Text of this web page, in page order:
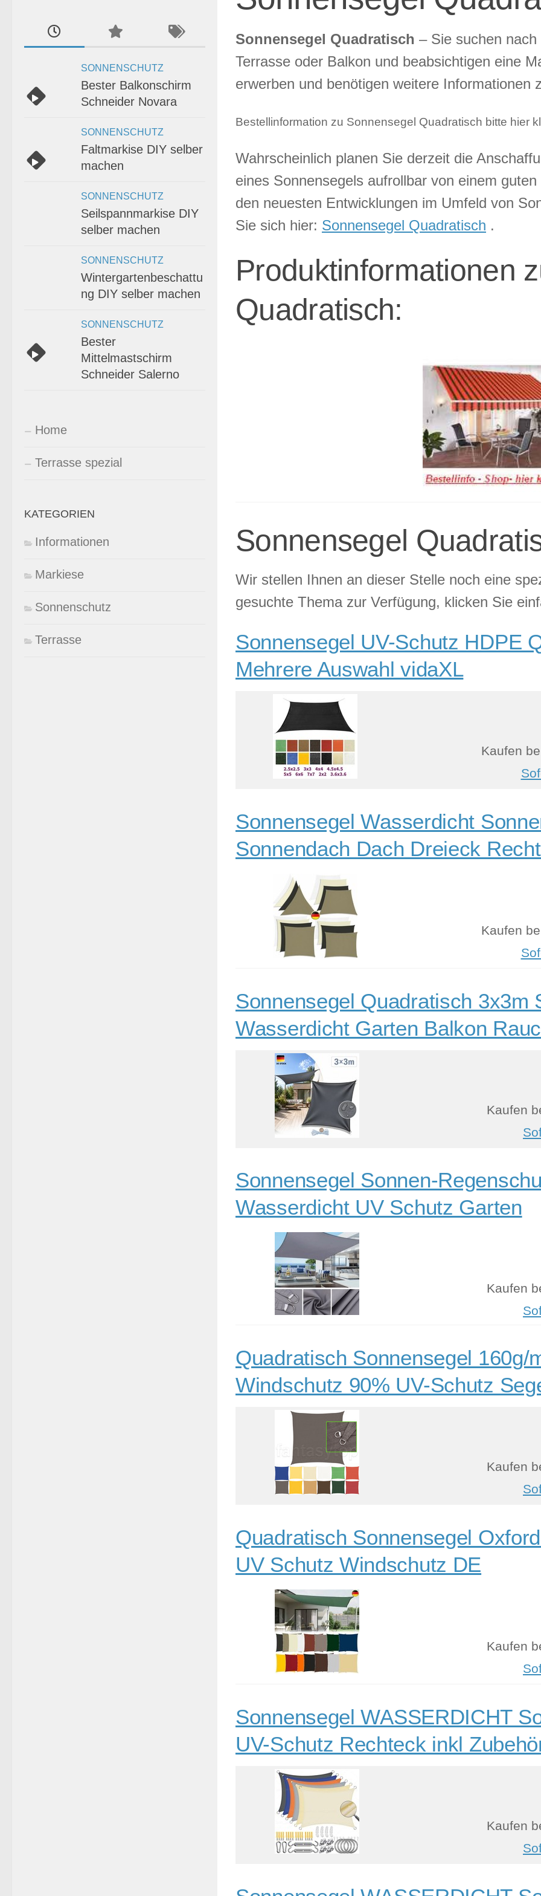
Sonnensegel Quadratisch – Sie suchen
Terrasse oder Balkon und beabsichtigen eine
erwerben und benötigen weitere Informationen
Bestellinformation zu Sonnensegel Quadratisch bitte hier
Wahrscheinlich planen Sie derzeit die
eines Sonnensegels aufrollbar von einem
den neuesten Entwicklungen im Umfeld von
Sie sich hier: Sonnensegel Quadratisch .
Produktinformationen
Quadratisch:
Sonnensegel
Wir stellen Ihnen an dieser Stelle noch eine
gesuchte Thema zur Verfügung, klicken Sie
Sonnensegel UV-Schutz HDPE
Mehrere Auswahl vidaXL
Kaufen
Sonnensegel Wasserdicht
Sonnendach Dach Dreieck
Kaufen
Sonnensegel Quadratisch 3x3m
Wasserdicht Garten Balkon
Kaufen
Sonnensegel Sonnen-
Wasserdicht UV Schutz Garten
Kaufen
Quadratisch Sonnensegel 160g/
Windschutz 90% UV-Schutz
Kaufen
Quadratisch Sonnensegel
UV Schutz Windschutz DE
Kaufen
Sonnensegel WASSERDICHT
UV-Schutz Rechteck inkl
Kaufen
SONNENSCHUTZ
Bester Balkonschirm
Schneider Novara
SONNENSCHUTZ
Faltmarkise DIY selber
machen
SONNENSCHUTZ
Seilspannmarkise DIY
selber machen
SONNENSCHUTZ
Wintergartenbeschattu
ng DIY selber machen
SONNENSCHUTZ
Bester
Mittelmastschirm
Schneider Salerno
Home
Terrasse spezial
KATEGORIEN
Informationen
Markiese
Sonnenschutz
Terrasse